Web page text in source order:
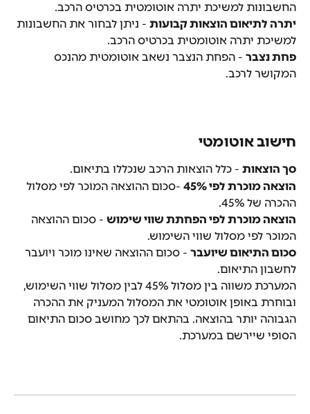
החשבונות למשיכת יתרה אוטומטית בכרטיס הרכב.
יתרה לתיאום הוצאות קבועות - ניתן לבחור את החשבונות
למשיכת יתרה אוטומטית בכרטיס הרכב.
פחת נצבר - הפחת הנצבר נשאב אוטומטית מהנכס
המקושר לרכב.
חישוב אוטומטי
סך הוצאות - כלל הוצאות הרכב שנכללו בתיאום.
הוצאה מוכרת לפי 45%
-סכום ההוצאה המוכר לפי מסלול
ההכרה של 45%.
הוצאה מוכרת לפי הפחתת שווי שימוש - סכום ההוצאה
המוכר לפי מסלול שווי השימוש.
סכום התיאום שיועבר - סכום ההוצאה שאינו מוכר ויועבר
לחשבון התיאום.
המערכת משווה בין מסלול 45% לבין מסלול שווי השימוש,
ובוחרת באופן אוטומטי את המסלול המעניק את ההכרה
הגבוהה יותר בהוצאה. בהתאם לכך מחושב סכום התיאום
הסופי שיירשם במערכת.